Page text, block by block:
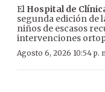
El Hospital de
segunda edición de
niños de escasos
intervenciones
Agosto 6, 2026 10:54 p.